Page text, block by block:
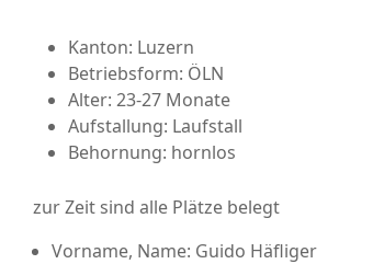
Kanton: Luzern
Betriebsform: ÖLN
Alter: 23-27 Monate
Aufstallung: Laufstall
Behornung: hornlos
zur Zeit sind alle Plätze belegt
Vorname, Name: Guido Häfliger